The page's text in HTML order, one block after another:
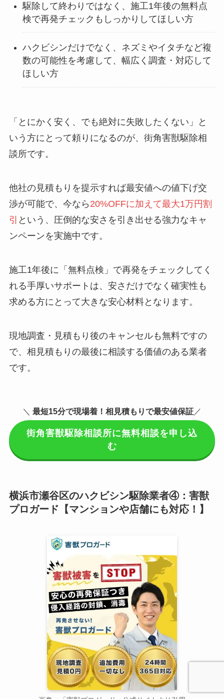
駆除して終わりではなく、施工1年後の無料点
検で再発チェックもしっかりしてほしい方
ハクビシンだけでなく、ネズミやイタチなど複
数の可能性を考慮して、幅広く調査・対応して
ほしい方
「とにかく安く、でも絶対に失敗したくない」と
いう方にとって頼りになるのが、街角害獣駆除相
談所です。
他社の見積もりを提示すれば最安値への値下げ交
渉が可能で、今なら 20%OFFに加えて最大1万円割
引 という、圧倒的な安さを引き出せる強力なキャ
ンペーンを実施中です。
施工1年後に「無料点検」で再発をチェックしてく
れる手厚いサポートは、安さだけでなく確実性も
求める方にとって大きな安心材料となります。
現地調査・見積もり後のキャンセルも無料ですの
で、相見積もりの最後に相談する価値のある業者
です。
＼ 最短15分で現場着 ！相見積もりで最安値保証 ／
街角害獣駆除相談所に無料相談を申し込
む
横浜市瀬谷区のハクビシン駆除業者④：害獣
プロガード【マンションや店舗にも対応！】